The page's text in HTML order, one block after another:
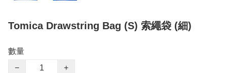
Tomica Drawstring Bag (S) 索繩袋 (細)
數量
−
+